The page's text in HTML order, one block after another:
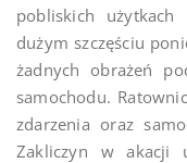
pobliskich
dużym szczęściu
żadnych obrażeń
samochodu.
zdarzenia oraz
Zakliczyn w akacji